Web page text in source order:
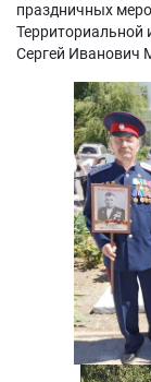
праздничных
Территориальной
Сергей Иванович